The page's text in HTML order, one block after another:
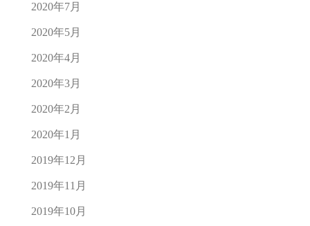
2020年7月
2020年5月
2020年4月
2020年3月
2020年2月
2020年1月
2019年12月
2019年11月
2019年10月